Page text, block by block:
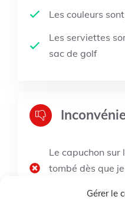
Gérer le
Les couleurs
Les serviettes
sac de golf
Le capuchon
tombé dès que